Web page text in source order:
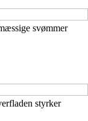
svømmer
styrker